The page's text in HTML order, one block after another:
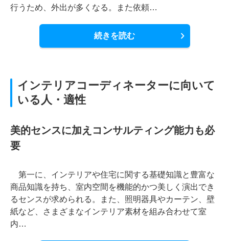
行うため、外出が多くなる。また依頼…
続きを読む
インテリアコーディネーターに向いて
いる人・適性
美的センスに加えコンサルティング能力も必
要
第一に、インテリアや住宅に関する基礎知識と豊富な
商品知識を持ち、室内空間を機能的かつ美しく演出でき
るセンスが求められる。また、照明器具やカーテン、壁
紙など、さまざまなインテリア素材を組み合わせて室
内…